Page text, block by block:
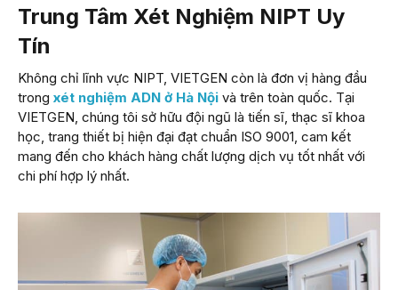
Trung Tâm Xét Nghiệm NIPT Uy
Tín
Không chỉ lĩnh vực NIPT, VIETGEN còn là đơn vị hàng đầu
trong xét nghiệm ADN ở Hà Nội và trên toàn quốc. Tại
VIETGEN, chúng tôi sở hữu đội ngũ là tiến sĩ, thạc sĩ khoa
học, trang thiết bị hiện đại đạt chuẩn ISO 9001, cam kết
mang đến cho khách hàng chất lượng dịch vụ tốt nhất với
chi phí hợp lý nhất.